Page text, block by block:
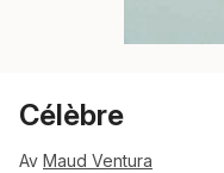
Célèbre
Av Maud Ventura